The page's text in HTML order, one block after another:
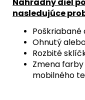
nasledujúce
Poškriabané
Ohnutý
Rozbité
Zmena
mobilného